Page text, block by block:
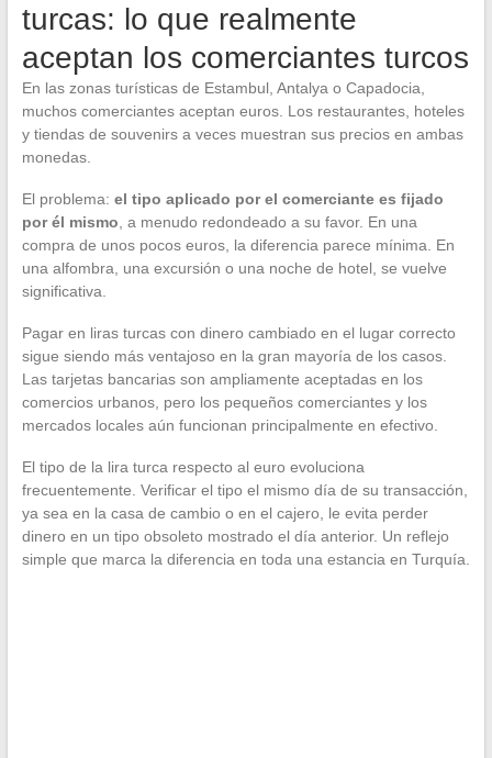
turcas: lo que realmente
aceptan los comerciantes turcos
En las zonas turísticas de Estambul, Antalya o Capadocia,
muchos comerciantes aceptan euros. Los restaurantes, hoteles
y tiendas de souvenirs a veces muestran sus precios en ambas
monedas.
El problema: el tipo aplicado por el comerciante es fijado
por él mismo, a menudo redondeado a su favor. En una
compra de unos pocos euros, la diferencia parece mínima. En
una alfombra, una excursión o una noche de hotel, se vuelve
significativa.
Pagar en liras turcas con dinero cambiado en el lugar correcto
sigue siendo más ventajoso en la gran mayoría de los casos.
Las tarjetas bancarias son ampliamente aceptadas en los
comercios urbanos, pero los pequeños comerciantes y los
mercados locales aún funcionan principalmente en efectivo.
El tipo de la lira turca respecto al euro evoluciona
frecuentemente. Verificar el tipo el mismo día de su transacción,
ya sea en la casa de cambio o en el cajero, le evita perder
dinero en un tipo obsoleto mostrado el día anterior. Un reflejo
simple que marca la diferencia en toda una estancia en Turquía.